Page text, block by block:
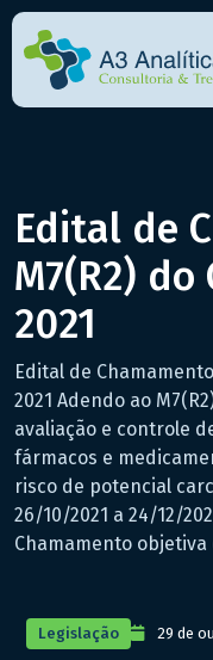
Edital de
M7(R2) do
2021
Edital de
2021 Adendo ao
avaliação e controle
fármacos e
risco de potencial
26/10/2021 a 24/12/
Chamamento
Legislação 29 de